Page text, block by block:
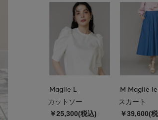
Maglie L
カットソー
￥25,300(税込)
スカート
￥39,600(